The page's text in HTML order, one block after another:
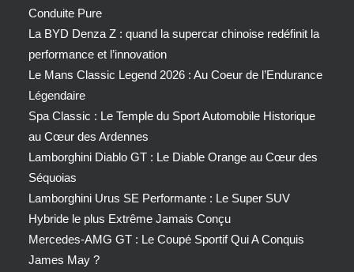
Conduite Pure
La BYD Denza Z : quand la supercar chinoise redéfinit la
performance et l’innovation
Le Mans Classic Legend 2026 : Au Coeur de l’Endurance
Légendaire
Spa Classic : Le Temple du Sport Automobile Historique
au Cœur des Ardennes
Lamborghini Diablo GT : Le Diable Orange au Cœur des
Séquoias
Lamborghini Urus SE Performante : Le Super SUV
Hybride le plus Extrême Jamais Conçu
Mercedes-AMG GT : Le Coupé Sportif Qui A Conquis
James May ?